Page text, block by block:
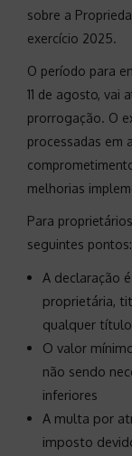
sobre a
exercício 2025.
O período para
11 de agosto, vai
prorrogação. O
processadas em
melhorias
Para
seguintes pontos:
A declaração
proprietária,
qualquer
O valor
não sendo
inferiores
A multa por
imposto